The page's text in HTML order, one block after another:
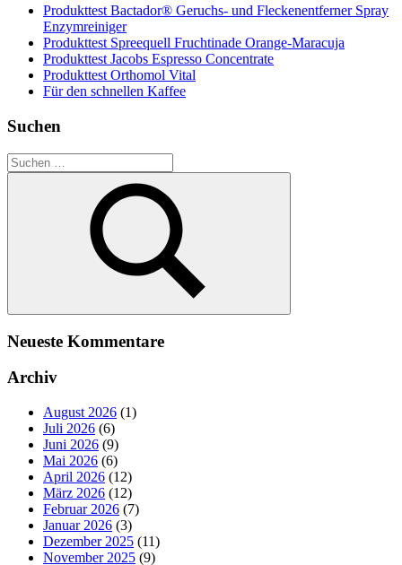
Produkttest Bactador® Geruchs- und Fleckenentferner Spray
Enzymreiniger
Produkttest Spreequell Fruchtinade Orange-Maracuja
Produkttest Jacobs Espresso Concentrate
Produkttest Orthomol Vital
Für den schnellen Kaffee
Suchen
Suchen
nach:
Suchen
Neueste Kommentare
Archiv
August 2026 (1)
Juli 2026 (6)
Juni 2026 (9)
Mai 2026 (6)
April 2026 (12)
März 2026 (12)
Februar 2026 (7)
Januar 2026 (3)
Dezember 2025 (11)
November 2025 (9)